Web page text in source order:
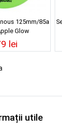
125mm/85a
Glow
lei
utile